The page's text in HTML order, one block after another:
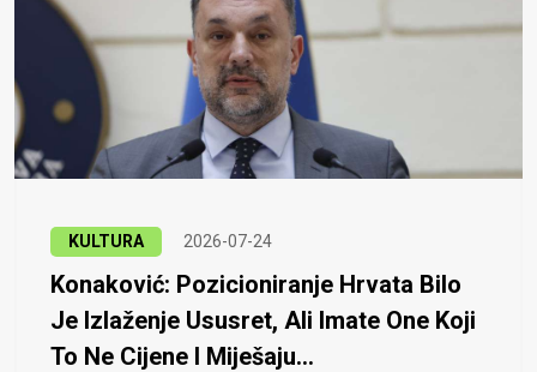
KULTURA 2026-07-24
Konaković: Pozicioniranje Hrvata Bilo
Je Izlaženje Ususret, Ali Imate One Koji
To Ne Cijene I Miješaju...